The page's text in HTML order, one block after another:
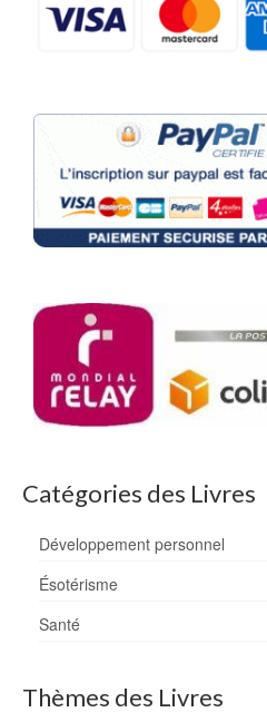
Catégories des Livres
Développement personnel
Ésotérisme
Santé
Thèmes des Livres